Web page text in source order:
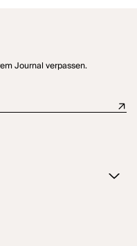
Journal verpassen.